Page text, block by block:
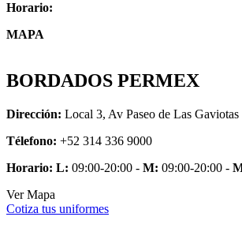
Horario:
MAPA
BORDADOS PERMEX
Dirección: Local 3, Av Paseo de Las
Télefono: +52 314 336 9000
Horario: L: 09:00-20:00 - M: 09:00-20:00 -
Ver Mapa
Cotiza tus uniformes